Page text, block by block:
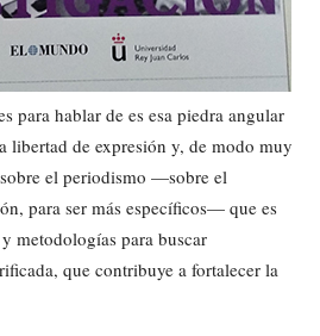
para hablar de es esa piedra angular
libertad de expresión y, de modo muy
el periodismo —sobre el
para ser más específicos— que es
metodologías para buscar
que contribuye a fortalecer la